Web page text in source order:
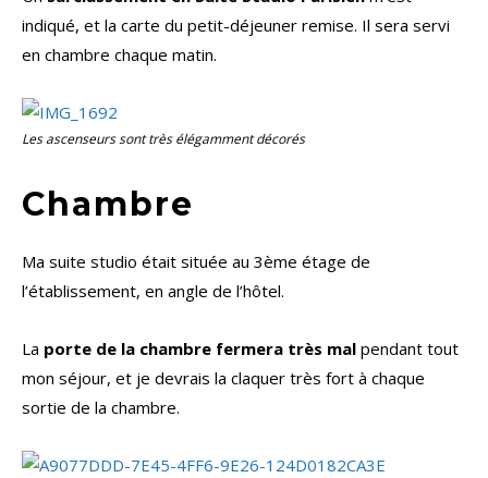
indiqué, et la carte du petit-déjeuner remise. Il sera servi
en chambre chaque matin.
Les ascenseurs sont très élégamment décorés
Chambre
Ma suite studio était située au 3ème étage de
l’établissement, en angle de l’hôtel.
La porte de la chambre fermera très mal pendant tout
mon séjour, et je devrais la claquer très fort à chaque
sortie de la chambre.